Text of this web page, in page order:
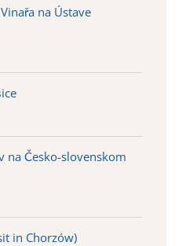
na Ústave
na Česko-slovenskom
in Chorzów)